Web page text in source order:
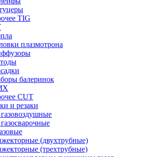
TIG
плазмотрона
балеринок
CUT
и резаки
(двухтрубные)
(трехтрубные)